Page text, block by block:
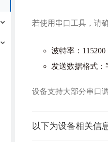
若使用串口工具，请
波特率：
发送数据格式：
设备支持大部分串口
以下为设备相关信